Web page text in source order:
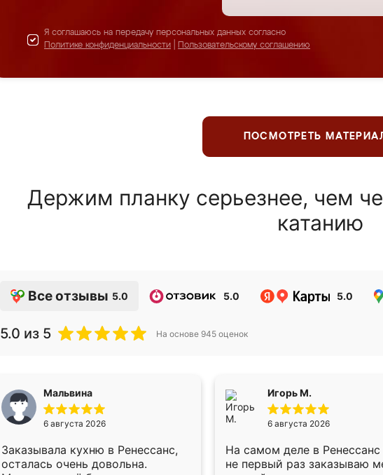
Я соглашаюсь на передачу персональных данных согласно
Политике конфиденциальности
Пользовательскому соглашению
ПОСМОТРЕТЬ
Держим планку серьезнее, чем
катанию
Все отзывы 5.0 5.0 5.0
5.0 из 5 На основе 945 оценок
Мальвина
6 августа 2026
Заказывала кухню в Ренессанс,
осталась очень довольна.
Игорь М.
6 августа 2026
На самом деле в
не первый раз заказываю